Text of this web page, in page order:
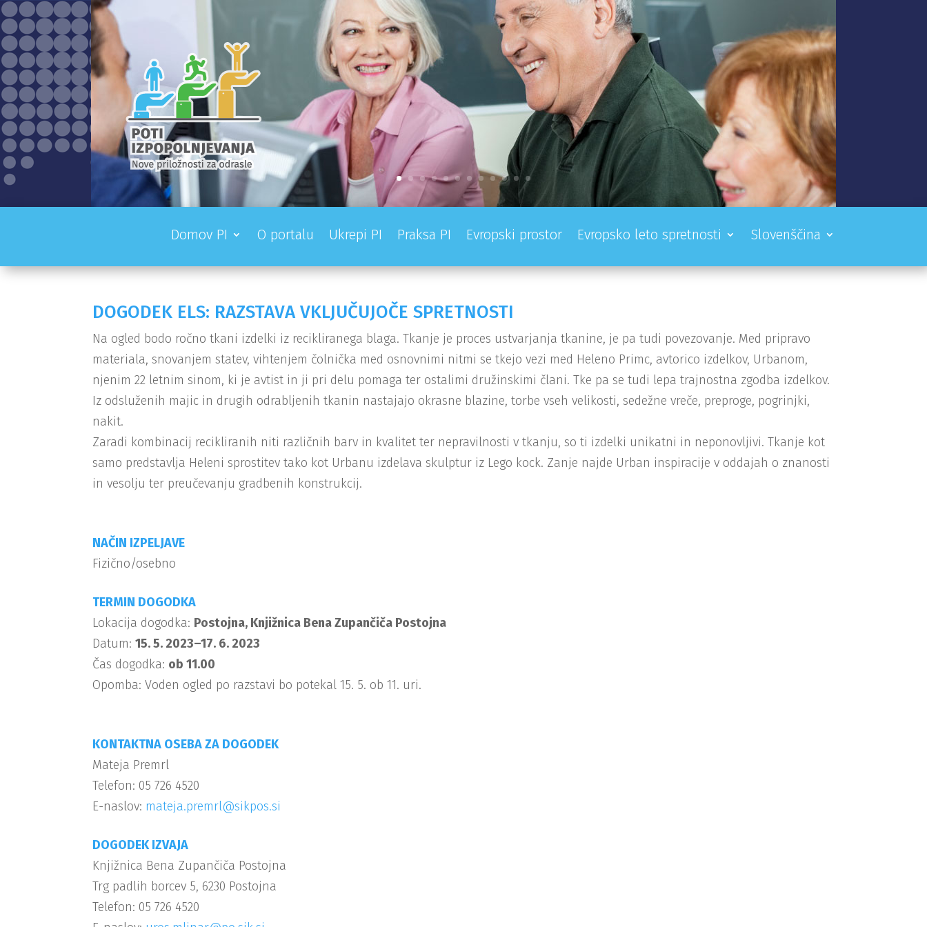
Domov PI O portalu Ukrepi PI Praksa PI Evropski prostor Evropsko leto spretnosti Slovenščina
DOGODEK ELS: RAZSTAVA VKLJUČUJOČE SPRETNOSTI
Na ogled bodo ročno tkani izdelki iz recikliranega blaga. Tkanje je proces ustvarjanja tkanine, je pa tudi povezovanje. Med pripravo
materiala, snovanjem statev, vihtenjem čolnička med osnovnimi nitmi se tkejo vezi med Heleno Primc, avtorico izdelkov, Urbanom,
njenim 22 letnim sinom, ki je avtist in ji pri delu pomaga ter ostalimi družinskimi člani. Tke pa se tudi lepa trajnostna zgodba izdelkov.
Iz odsluženih majic in drugih odrabljenih tkanin nastajajo okrasne blazine, torbe vseh velikosti, sedežne vreče, preproge, pogrinjki,
nakit.
Zaradi kombinacij recikliranih niti različnih barv in kvalitet ter nepravilnosti v tkanju, so ti izdelki unikatni in neponovljivi. Tkanje kot
samo predstavlja Heleni sprostitev tako kot Urbanu izdelava skulptur iz Lego kock. Zanje najde Urban inspiracije v oddajah o znanosti
in vesolju ter preučevanju gradbenih konstrukcij.
NAČIN IZPELJAVE
Fizično/osebno
TERMIN DOGODKA
Lokacija dogodka: Postojna, Knjižnica Bena Zupančiča Postojna
Datum:15. 5. 2023–17. 6. 2023
Čas dogodka: ob 11.00
Opomba: Voden ogled po razstavi bo potekal 15. 5. ob 11. uri.
KONTAKTNA OSEBA ZA DOGODEK
Mateja Premrl
Telefon: 05 726 4520
E-naslov: mateja.premrl@sikpos.si
DOGODEK IZVAJA
Knjižnica Bena Zupančiča Postojna
Trg padlih borcev 5, 6230 Postojna
Telefon: 05 726 4520